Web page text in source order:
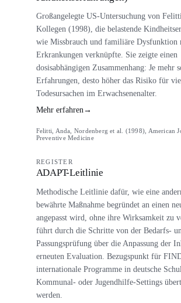
Großangelegte US-Untersuchung von
Kollegen (1998), die belastende
wie Missbrauch und familiäre Dysfunktion
Erkrankungen verknüpfte. Sie zeigte einen
dosisabhängigen Zusammenhang: Je mehr
Erfahrungen, desto höher das Risiko für
Todesursachen im Erwachsenenalter.
Mehr erfahren→
Felitti, Anda, Nordenberg et al. (1998), American
Preventive Medicine
REGISTER
ADAPT-Leitlinie
Methodische Leitlinie dafür, wie eine
bewährte Maßnahme begründet an einen
angepasst wird, ohne ihre Wirksamkeit zu
führt durch die Schritte von der Bedarfs-
Passungsprüfung über die Anpassung der
erneuten Evaluation. Bezugspunkt für
internationale Programme in deutsche
Kommunal- oder Jugendhilfe-Settings
werden.